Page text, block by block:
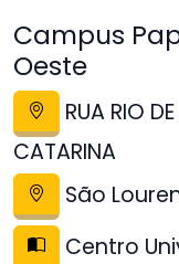
Campus
Oeste
RUA RIO
CATARINA
São
Centro